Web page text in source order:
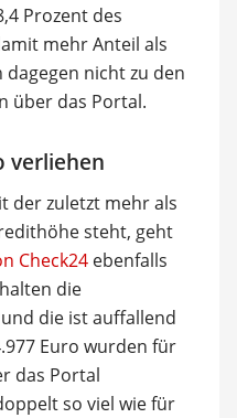
Prozent des
mehr Anteil als
nicht zu den
über das Portal.
verliehen
der zuletzt mehr als
steht, geht
Check24ebenfalls
die
die ist auffallend
Euro wurden für
das Portal
so viel wie für